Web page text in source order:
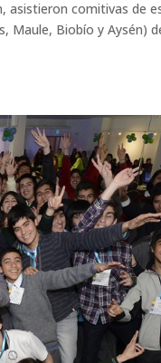
asistieron comitivas de
Biobío y Aysén)